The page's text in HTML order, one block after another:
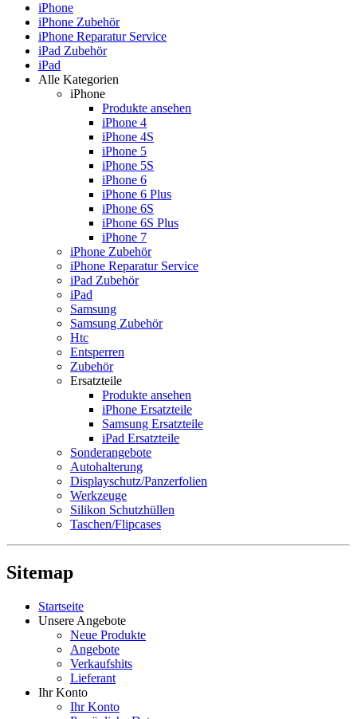
iPhone
iPhone Zubehör
iPhone Reparatur Service
iPad Zubehör
iPad
Alle Kategorien
iPhone
Produkte ansehen
iPhone 4
iPhone 4S
iPhone 5
iPhone 5S
iPhone 6
iPhone 6 Plus
iPhone 6S
iPhone 6S Plus
iPhone 7
iPhone Zubehör
iPhone Reparatur Service
iPad Zubehör
iPad
Samsung
Samsung Zubehör
Htc
Entsperren
Zubehör
Ersatzteile
Produkte ansehen
iPhone Ersatzteile
Samsung Ersatzteile
iPad Ersatzteile
Sonderangebote
Autohalterung
Displayschutz/Panzerfolien
Werkzeuge
Silikon Schutzhüllen
Taschen/Flipcases
Sitemap
Startseite
Unsere Angebote
Neue Produkte
Angebote
Verkaufshits
Lieferant
Ihr Konto
Ihr Konto